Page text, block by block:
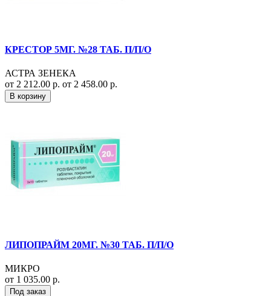
КРЕСТОР 5МГ. №28 ТАБ. П/П/О
АСТРА ЗЕНЕКА
от 2 212.00 р. от 2 458.00 р.
В корзину
ЛИПОПРАЙМ 20МГ. №30 ТАБ. П/П/О
МИКРО
от 1 035.00 р.
Под заказ